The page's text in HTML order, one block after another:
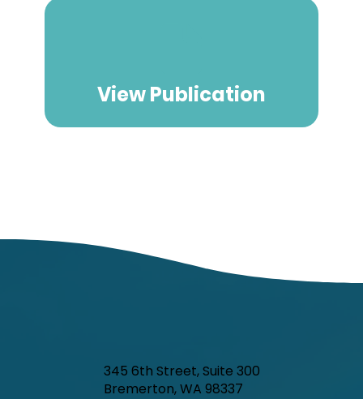
View Publication
345 6th Street, Suite 300
Bremerton, WA 98337